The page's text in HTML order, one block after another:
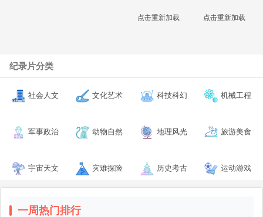
点击重新加载 点击重新加载
纪录片分类
社会人文 文化艺术 科技科幻 机械工程
军事政治 动物自然 地理风光 旅游美食
宇宙天文 灾难探险 历史考古 运动游戏
一周热门排行